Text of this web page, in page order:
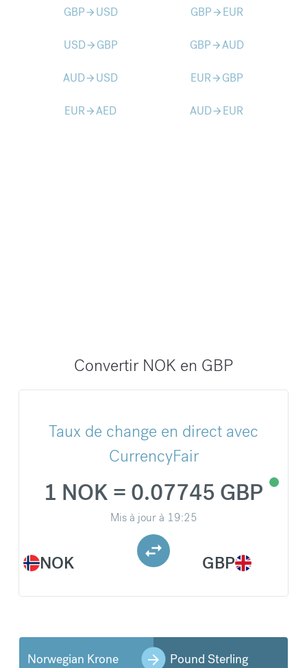
GBParrow_forward USD GBParrow_forward EUR
USDarrow_forward GBP GBParrow_forwardAUD
AUDarrow_forward USD EURarrow_forward GBP
EURarrow_forwardAED AUDarrow_forward EUR
Convertir NOK en GBP
Taux de change en direct avec
CurrencyFair
NOK
1 NOK = 0.07745 GBP
Mis à jour à 19:25
GBP
Norwegian Krone Pound Sterling